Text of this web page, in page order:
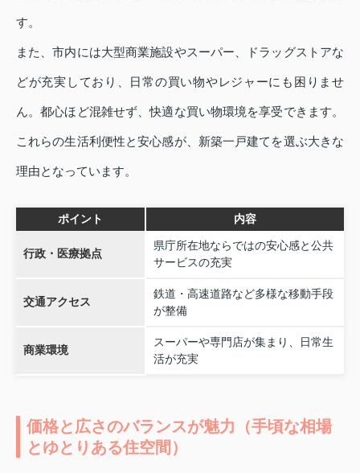
す。
また、市内には大型商業施設やスーパー、ドラッグストアな
どが充実しており、日常の買い物やレジャーにも困りませ
ん。都心ほど混雑せず、快適な買い物環境を享受できます。
これらの生活利便性と安心感が、新築一戸建てを選ぶ大きな
理由となっています。
ポイント 内容
行政・医療拠点
県庁所在地ならではの安心感と公共
サービスの充実
交通アクセス
鉄道・高速道路など多様な移動手段
が整備
商業環境
スーパーや専門店が集まり、日常生
活が充実
価格と広さのバランスが魅力（手頃な相場
とゆとりある住空間）